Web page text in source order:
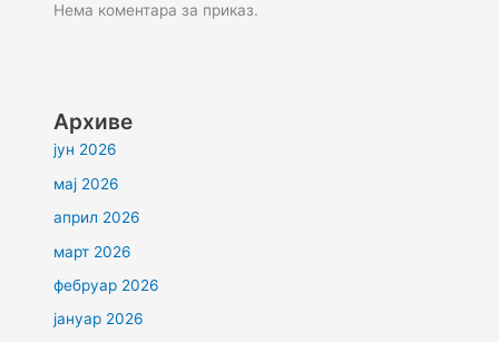
Нема коментара за приказ.
Архиве
јун 2026
мај 2026
април 2026
март 2026
фебруар 2026
јануар 2026